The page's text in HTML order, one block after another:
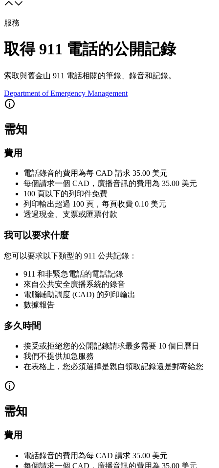
服務
取得 911 電話的公開記錄
索取與舊金山 911 電話相關的筆錄、錄音和記錄。
Department of Emergency Management
需知
費用
電話錄音的費用為每 CAD 請求 35.00 美元
每個請求一個 CAD，廣播音訊的費用為 35.00 美元
100 頁以下的列印件免費
列印輸出超過 100 頁，每頁收費 0.10 美元
透過現金、支票或匯票付款
我可以要求什麼
您可以要求以下類型的 911 公共記錄：
911 和非緊急電話的電話記錄
來自公共安全廣播系統的錄音
電腦輔助調度 (CAD) 的列印輸出
數據報告
多久時間
接受或拒絕您的公開記錄請求最多需要 10 個日曆日
我們不提供加急服務
在表格上，您必須選擇是親自領取記錄還是郵寄給您
需知
費用
電話錄音的費用為每 CAD 請求 35.00 美元
每個請求一個 CAD，廣播音訊的費用為 35.00 美元